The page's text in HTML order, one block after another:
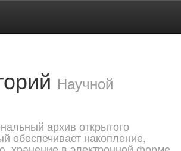
Научной
архив открытого
обеспечивает накопление,